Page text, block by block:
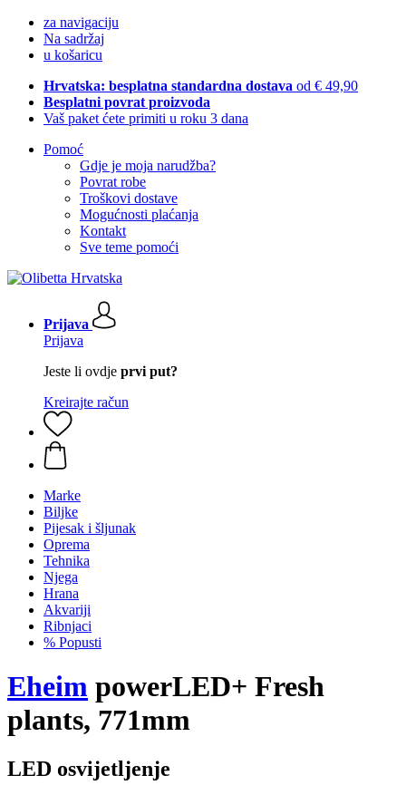
za navigaciju
Na sadržaj
u košaricu
Hrvatska: besplatna standardna dostava od € 49,90
Besplatni povrat proizvoda
Vaš paket ćete primiti u roku 3 dana
Pomoć
Gdje je moja narudžba?
Povrat robe
Troškovi dostave
Mogućnosti plaćanja
Kontakt
Sve teme pomoći
Prijava
Prijava
Jeste li ovdje prvi put?
Kreirajte račun
Marke
Biljke
Pijesak i šljunak
Oprema
Tehnika
Njega
Hrana
Akvariji
Ribnjaci
% Popusti
Eheim powerLED+ Fresh
plants, 771mm
LED osvijetljenje